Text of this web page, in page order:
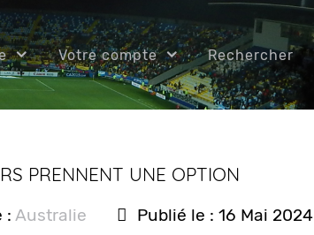
Votre compte Rechercher
PRENNENT UNE OPTION
: Australie Publié le : 16 Mai 2024